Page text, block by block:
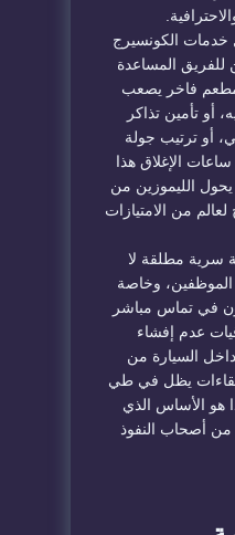
خدمات الكونسيرج
المساعدة
فاخر يصعب
أو تأمين تذاكر
أو ترتيب جولة
الإغلاق هذا
الليموزين من
من الامتيازات
سرية مطلقة لا
الموظفين، وخاصة
في تماس مباشر
عدم إفشاء
السيارة من
يظل في طي
هو الأساس الذي
من أصحاب النفوذ